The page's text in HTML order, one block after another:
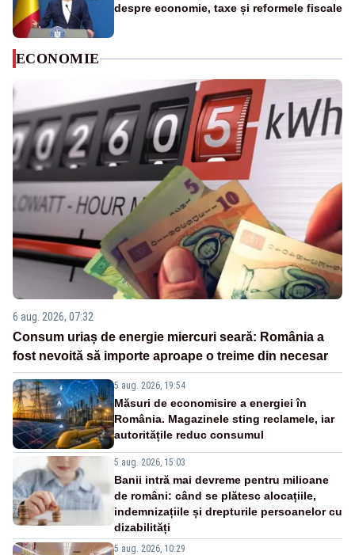
despre economie, taxe și reformele fiscale
ECONOMIE
6 aug. 2026, 07:32
Consum uriaș de energie miercuri seară: România a
fost nevoită să importe aproape o treime din necesar
5 aug. 2026, 19:54
Măsuri de economisire a energiei în
România. Magazinele sting reclamele, iar
autoritățile reduc consumul
5 aug. 2026, 15:03
Banii intră mai devreme pentru milioane
de români: când se plătesc alocațiile,
indemnizațiile și drepturile persoanelor cu
dizabilități
5 aug. 2026, 10:29